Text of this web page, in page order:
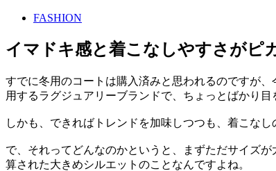
FASHION
イマドキ感と着こなしやすさがピ
すでに冬用のコートは購入済みと思われるのですが
用するラグジュアリーブランドで、ちょっとばかり
しかも、できればトレンドを加味しつつも、着こな
で、それってどんなのかというと、まずただサイズ
算された大きめシルエットのことなんですよね。